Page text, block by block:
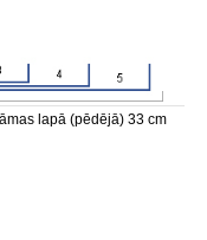
lapā (pēdējā) 33 cm